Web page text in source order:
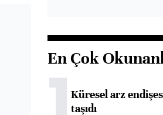
En Çok
Küresel arz
taşıdı